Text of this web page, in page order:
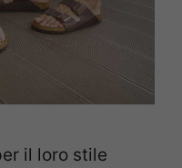
il loro stile